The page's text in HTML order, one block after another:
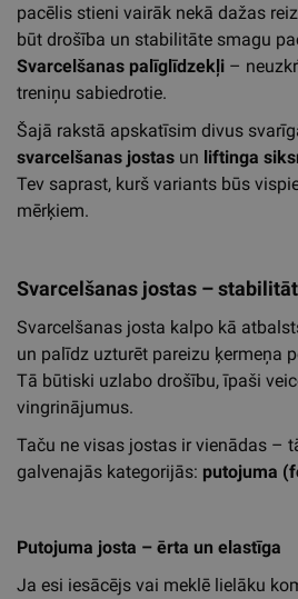
pacēlis stieni vairāk nekā dažas
būt drošība un stabilitāte smagu
Svarcelšanas palīglīdzekļi –
treniņu sabiedrotie.
Šajā rakstā apskatīsim divus
svarcelšanas jostas un liftinga
Tev saprast, kurš variants būs
mērķiem.
Svarcelšanas jostas –
Svarcelšanas josta kalpo kā
un palīdz uzturēt pareizu ķermeņa
Tā būtiski uzlabo drošību, īpaši
vingrinājumus.
Taču ne visas jostas ir vienādas –
galvenajās kategorijās: putojuma
Putojuma josta – ērta un elastīga
Ja esi iesācējs vai meklē lielāku